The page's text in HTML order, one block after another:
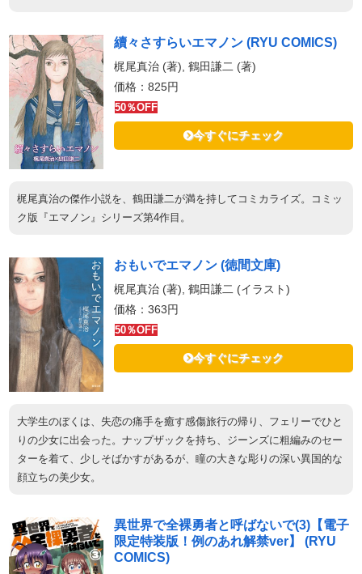
續々さすらいエマノン (RYU COMICS)
梶尾真治 (著), 鶴田謙二 (著)
価格：825円
50％OFF
今すぐにチェック
梶尾真治の傑作小説を、鶴田謙二が満を持してコミカライズ。コミッ
ク版『エマノン』シリーズ第4作目。
おもいでエマノン (徳間文庫)
梶尾真治 (著), 鶴田謙二 (イラスト)
価格：363円
50％OFF
今すぐにチェック
大学生のぼくは、失恋の痛手を癒す感傷旅行の帰り、フェリーでひと
りの少女に出会った。ナップザックを持ち、ジーンズに粗編みのセー
ターを着て、少しそばかすがあるが、瞳の大きな彫りの深い異国的な
顔立ちの美少女。
異世界で全裸勇者と呼ばないで(3)【電子
限定特装版！例のあれ解禁ver】 (RYU
COMICS)